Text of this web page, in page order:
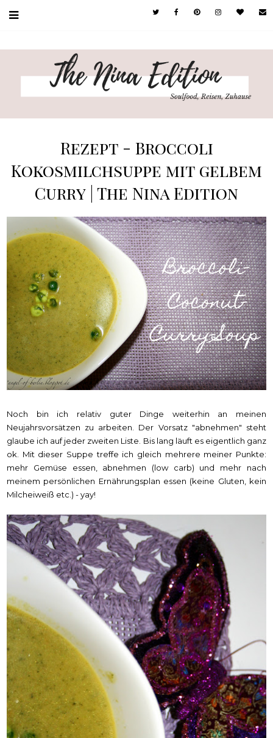
Rezept - Broccoli
Kokosmilchsuppe mit gelbem
Curry | The Nina Edition
Noch bin ich relativ guter Dinge weiterhin an meinen
Neujahrsvorsätzen zu arbeiten. Der Vorsatz "abnehmen" steht
glaube ich auf jeder zweiten Liste. Bis lang läuft es eigentlich ganz
ok. Mit dieser Suppe treffe ich gleich mehrere meiner Punkte:
mehr Gemüse essen, abnehmen (low carb) und mehr nach
meinem persönlichen Ernährungsplan essen (keine Gluten, kein
Milcheiweiß etc.) - yay!